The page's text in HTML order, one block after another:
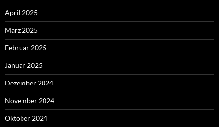
April 2025
März 2025
Februar 2025
Januar 2025
Dezember 2024
November 2024
Oktober 2024